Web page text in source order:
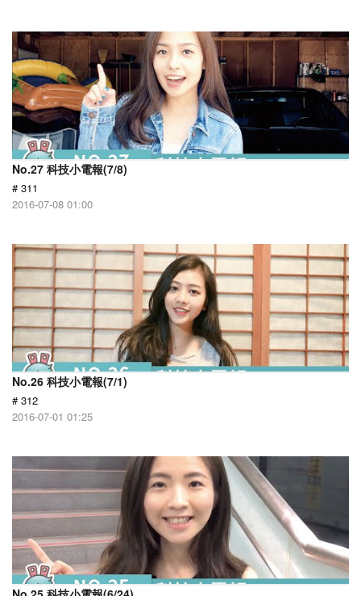
No.27 科技小電報(7/8)
# 311
2016-07-08 01:00
No.26 科技小電報(7/1)
# 312
2016-07-01 01:25